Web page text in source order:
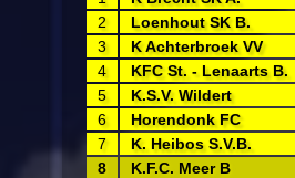
2
Loenhout SK B.
3
K Achterbroek VV
4
KFC St. - Lenaarts B.
5
K.S.V. Wildert
6
Horendonk FC
7
K. Heibos S.V.B.
8
K.F.C. Meer B